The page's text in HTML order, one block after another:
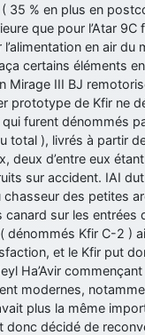
c'est le Brésil et
te confirmer que
Mon filtrage a été un
35 % en plus en
que pour l’Atar 9C
en air du
certains éléments
Mirage III BJ
prototype de Kfir ne
furent dénommés
total ), livrés à partir
deux d’entre eux
sur accident. IAI
chasseur des petites
sur les entrées
dénommés Kfir C-2 )
et le Kfir put
Ha’Avir
modernes,
plus la même
donc décidé de